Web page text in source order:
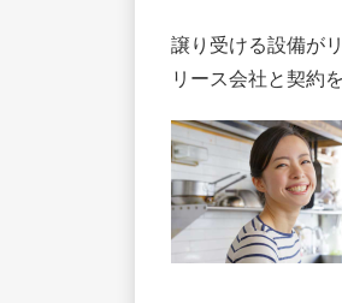
譲り受ける設備が
リース会社と契約